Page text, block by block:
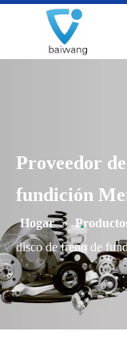
Proveedor
fundición
Hogar »
disco de freno de